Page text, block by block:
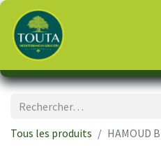
Tous les produits HAMOUD